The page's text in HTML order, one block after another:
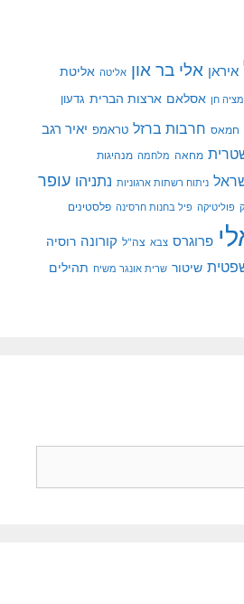
איראן אלי בר און אליטה אליטת
חן אסלאם ארצות הברית גדעון
חמאס חרבות ברזל טראמפ יאיר רגב
מחאה מלחמה מנהיגות
ניתוח רשתות ארגוניות נתניהו עופר
פוליטיקה פיל בחנות חרסינה פלסטינים
פרוגרס צבא צה"ל קורונה רוסיה
שיטור שרית אונגר משיח תהילים